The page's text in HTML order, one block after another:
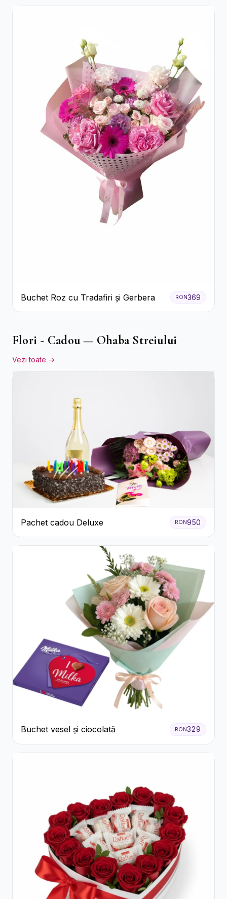
Buchet Roz cu Tradafiri și Gerbera RON369
Flori - Cadou — Ohaba Streiului
Vezi toate →
Pachet cadou Deluxe RON950
Buchet vesel și ciocolată RON329